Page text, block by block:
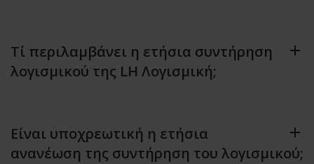
Τί περιλαμβάνει η ετήσια συντήρηση
λογισμικού της LH Λογισμική;
Είναι υποχρεωτική η ετήσια
ανανέωση της συντήρηση του λογισμικού;